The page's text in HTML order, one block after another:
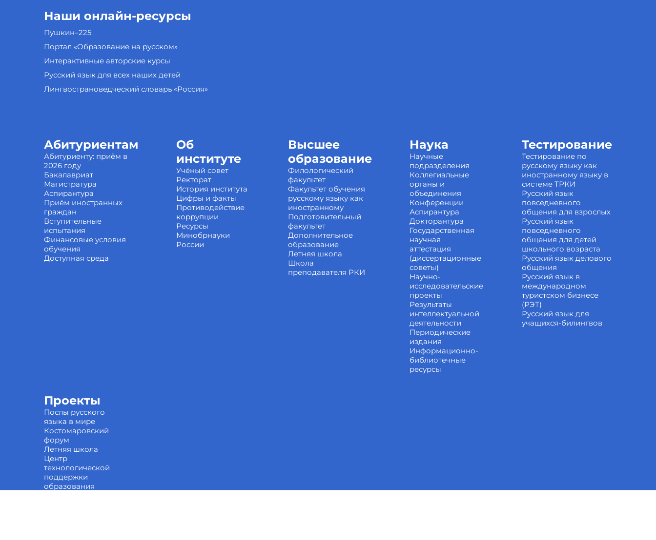
Наши онлайн-ресурсы
Пушкин–225
Портал «Образование на русском»
Интерактивные авторские курсы
Русский язык для всех наших детей
Лингвострановедческий словарь «Россия»
Абитуриентам
Абитуриенту: приём в
2026 году
Бакалавриат
Магистратура
Аспирантура
Приём иностранных
граждан
Вступительные
испытания
Финансовые условия
обучения
Доступная среда
Об
институте
Учёный совет
Ректорат
История института
Цифры и факты
Противодействие
коррупции
Ресурсы
Минобрнауки
России
Высшее
образование
Филологический
факультет
Факультет обучения
русскому языку как
иностранному
Подготовительный
факультет
Дополнительное
образование
Летняя школа
Школа
преподавателя РКИ
Наука
Научные
подразделения
Коллегиальные
органы и
объединения
Конференции
Аспирантура
Докторантура
Государственная
научная
аттестация
(диссертационные
советы)
Научно-
исследовательские
проекты
Результаты
интеллектуальной
деятельности
Периодические
издания
Информационно-
библиотечные
ресурсы
Тестирование
Тестирование по
русскому языку как
иностранному языку в
системе ТРКИ
Русский язык
повседневного
общения для взрослых
Русский язык
повседневного
общения для детей
школьного возраста
Русский язык делового
общения
Русский язык в
международном
туристском бизнесе
(РЭТ)
Русский язык для
учащихся-билингвов
Проекты
Послы русского
языка в мире
Костомаровский
форум
Летняя школа
Центр
технологической
поддержки
образования